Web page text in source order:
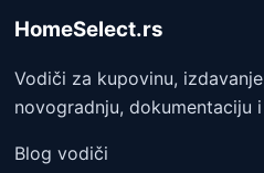
HomeSelect.rs
Vodiči za kupovinu,
novogradnju, dokumentaciju
Blog vodiči